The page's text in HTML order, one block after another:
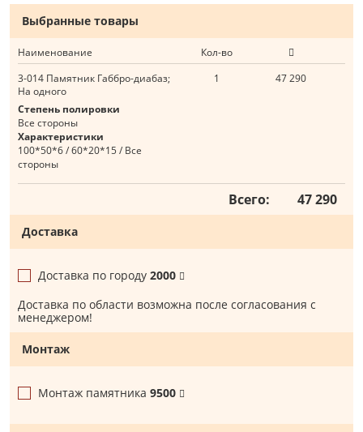
Выбранные товары
Наименование
Кол-во
3-014 Памятник Габбро-диабаз;
На одного
1 47 290
Степень полировки
Все стороны
Характеристики
100*50*6 / 60*20*15 / Все
стороны
Всего: 47 290
Доставка
Доставка по городу 2000
Доставка по области возможна после согласования с
менеджером!
Монтаж
Монтаж памятника 9500